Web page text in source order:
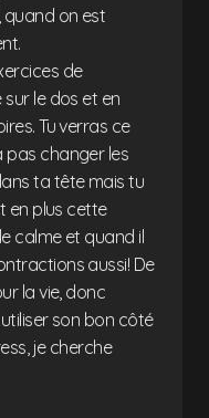
on est
de
le dos et en
Tu verras ce
pas changer les
ta tête mais tu
en plus cette
calme et quand il
aussi! De
la vie, donc
son bon côté
je cherche